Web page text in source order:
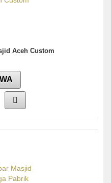
Aceh Custom